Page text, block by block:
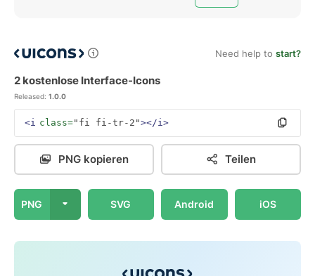
Need help to start?
2 kostenlose Interface-Icons
Released: 1.0.0
<i class="fi fi-tr-2"></i>
PNG kopieren Teilen
PNG SVG Android iOS